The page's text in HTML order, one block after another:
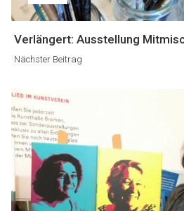
Nächster
Beitrag
Verlängert: Ausstellung
Nächster Beitrag